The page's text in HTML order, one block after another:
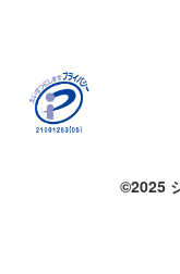
©2025